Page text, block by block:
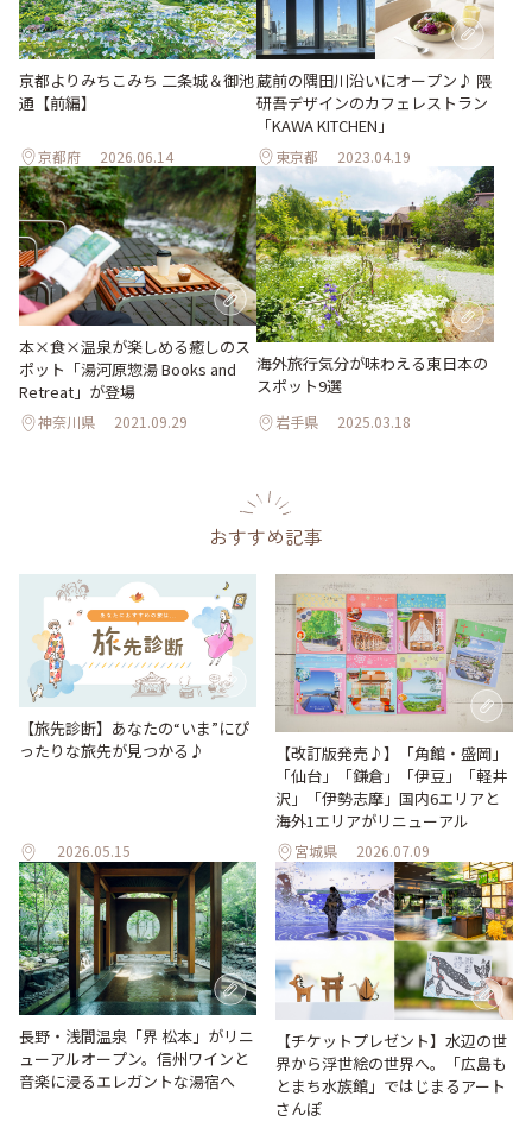
京都よりみちこみち 二条城＆御池
通【前編】
京都府 2026.06.14
蔵前の隅田川沿いにオープン♪ 隈
研吾デザインのカフェレストラン
「KAWA KITCHEN」
東京都 2023.04.19
本×食×温泉が楽しめる癒しのス
ポット「湯河原惣湯 Books and
Retreat」が登場
神奈川県 2021.09.29
海外旅行気分が味わえる東日本の
スポット9選
岩手県 2025.03.18
おすすめ記事
【旅先診断】あなたの“いま”にぴ
ったりな旅先が見つかる♪
2026.05.15
【改訂版発売♪】「角館・盛岡」
「仙台」「鎌倉」「伊豆」「軽井
沢」「伊勢志摩」国内6エリアと
海外1エリアがリニューアル
宮城県 2026.07.09
長野・浅間温泉「界 松本」がリニ
ューアルオープン。信州ワインと
音楽に浸るエレガントな湯宿へ
【チケットプレゼント】水辺の世
界から浮世絵の世界へ。「広島も
とまち水族館」ではじまるアート
さんぽ